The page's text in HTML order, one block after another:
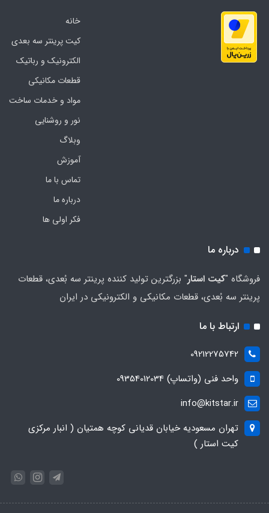
خانه
کیت پرینتر سه بعدی
الکترونیک و رباتیک
قطعات مکانیکی
مواد و خدمات ساخت
نور و روشنایی
وبلاگ
آموزش
تماس با ما
درباره ما
فکر اولی ها
درباره ما
فروشگاه "کیت استار" بزرگترین تولید کننده پرینتر سه بُعدی، قطعات
پرینتر سه بُعدی، قطعات مکانیکی و الکترونیکی در ایران
ارتباط با ما
09212275742
واحد فنی (واتساپ) 09354012034
info@kitstar.ir
تهران مسعودیه خیابان قدیانی کوچه همتیان ( انبار مرکزی
کیت استار )